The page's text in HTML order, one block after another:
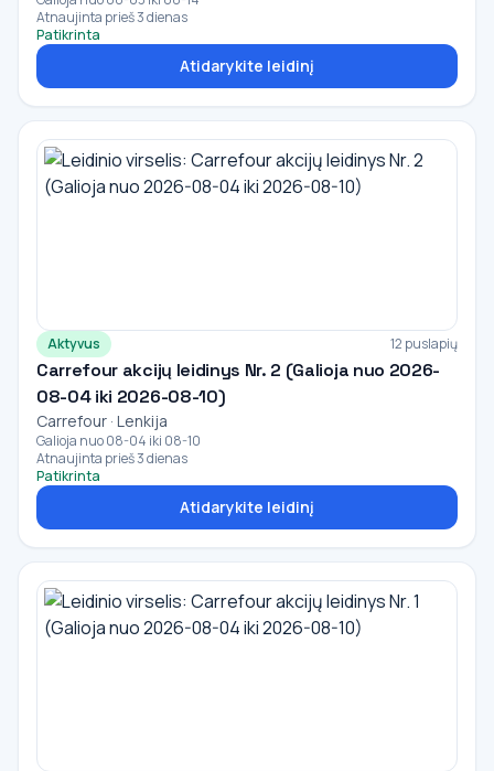
Atnaujinta prieš 3 dienas
Patikrinta
Atidarykite leidinį
Aktyvus 12 puslapių
Carrefour akcijų leidinys Nr. 2 (Galioja nuo 2026-
08-04 iki 2026-08-10)
Carrefour · Lenkija
Galioja nuo 08-04 iki 08-10
Atnaujinta prieš 3 dienas
Patikrinta
Atidarykite leidinį